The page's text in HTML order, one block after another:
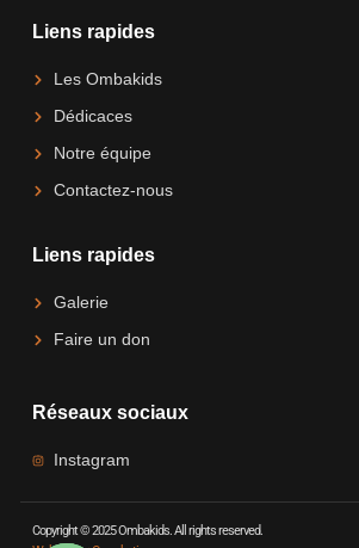
Liens rapides
Les Ombakids
Dédicaces
Notre équipe
Contactez-nous
Liens rapides
Galerie
Faire un don
Réseaux sociaux
Instagram
Copyright © 2025 Ombakids. All rights reserved.